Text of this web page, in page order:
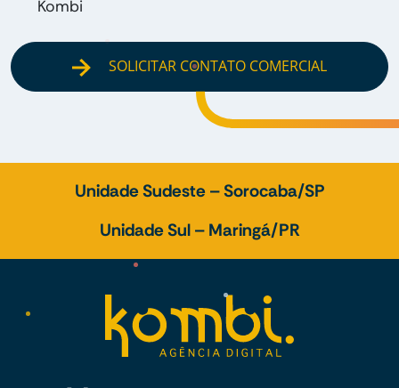
Kombi
SOLICITAR CONTATO COMERCIAL
Unidade Sudeste – Sorocaba/SP
Unidade Sul – Maringá/PR